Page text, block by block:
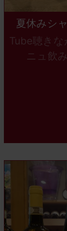
夏休みシ
Tube聴き
ニュ飲